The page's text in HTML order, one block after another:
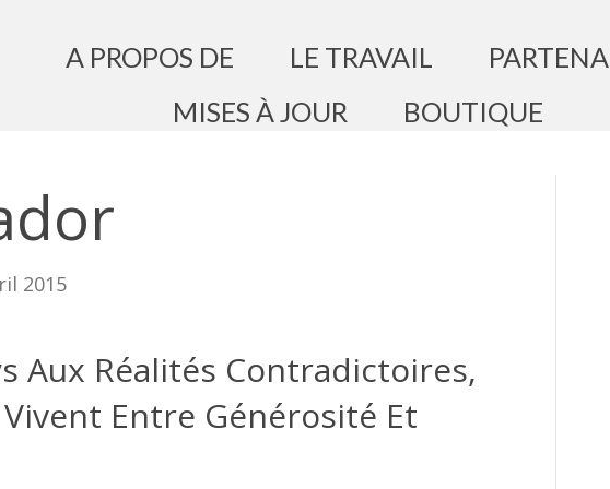
A PROPOS DE LE TRAVAIL
MISES À JOUR
BOUTIQUE
2015
Aux Réalités Contradictoires,
Entre Générosité Et